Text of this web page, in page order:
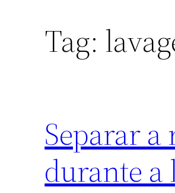
Tag:
Separar
durante a